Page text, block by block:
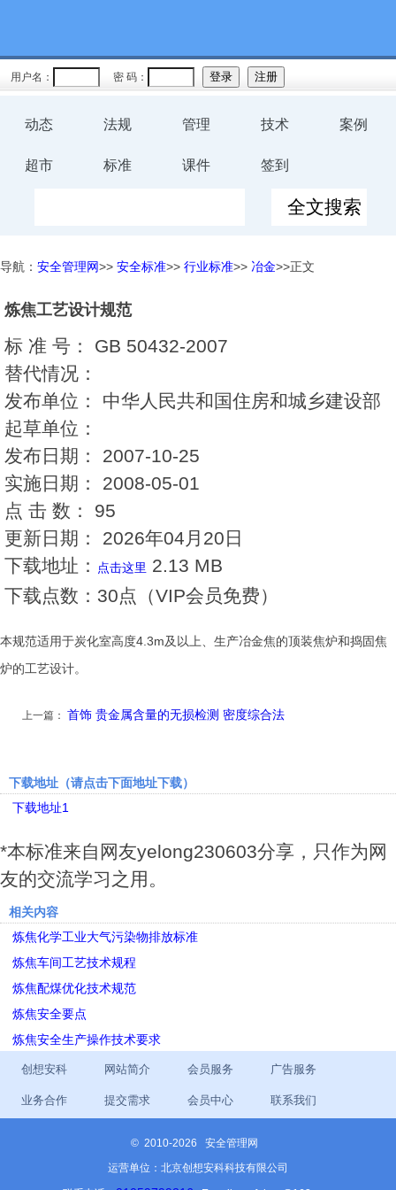
用户名： 密 码：
动态 法规 管理 技术 案例
超市 标准 课件 签到
导航： 安全管理网>> 安全标准>> 行业标准>> 冶金>>正文
炼焦工艺设计规范
标 准 号： GB 50432-2007
替代情况：
发布单位： 中华人民共和国住房和城乡建设部
起草单位：
发布日期： 2007-10-25
实施日期： 2008-05-01
点 击 数： 95
更新日期： 2026年04月20日
下载地址：
点击这里 2.13 MB
下载点数： 30点（VIP会员免费）
本规范适用于炭化室高度4.3m及以上、生产冶金焦的顶装焦炉和捣固焦
炉的工艺设计。
上一篇： 首饰 贵金属含量的无损检测 密度综合法
下载地址（请点击下面地址下载）
下载地址1
*本标准来自网友yelong230603分享，只作为网
友的交流学习之用。
相关内容
炼焦化学工业大气污染物排放标准
炼焦车间工艺技术规程
炼焦配煤优化技术规范
炼焦安全要点
炼焦安全生产操作技术要求
创想安科 网站简介 会员服务 广告服务
业务合作 提交需求 会员中心 联系我们
© 2010-2026 安全管理网
运营单位：北京创想安科科技有限公司